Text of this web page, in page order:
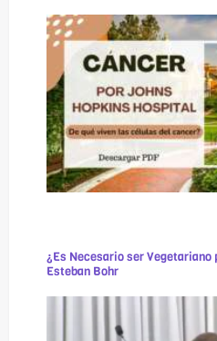
¿Es Necesario ser Vegetariano
Esteban Bohr